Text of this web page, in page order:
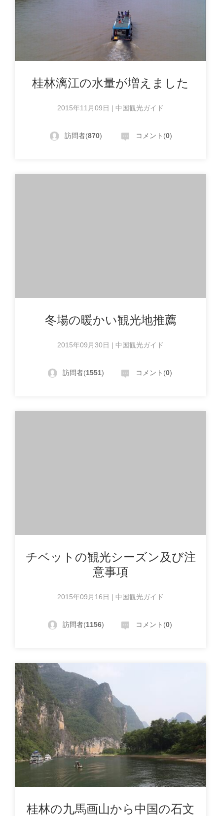
桂林漓江の水量が増えました
2015年11月09日 | 中国観光ガイド
訪問者(870) コメント(0)
冬場の暖かい観光地推薦
2015年09月30日 | 中国観光ガイド
訪問者(1551) コメント(0)
チベットの観光シーズン及び注
意事項
2015年09月16日 | 中国観光ガイド
訪問者(1156) コメント(0)
桂林の九馬画山から中国の石文